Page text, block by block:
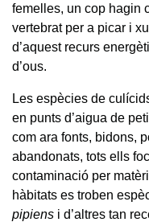
femelles, un cop hagin
vertebrat per a picar i
d’aquest recurs
d’ous.
Les espècies de
en punts d’aigua de
com ara fonts, bidons,
abandonats, tots ells
contaminació per
hàbitats es troben
pipiens i d’altres tan